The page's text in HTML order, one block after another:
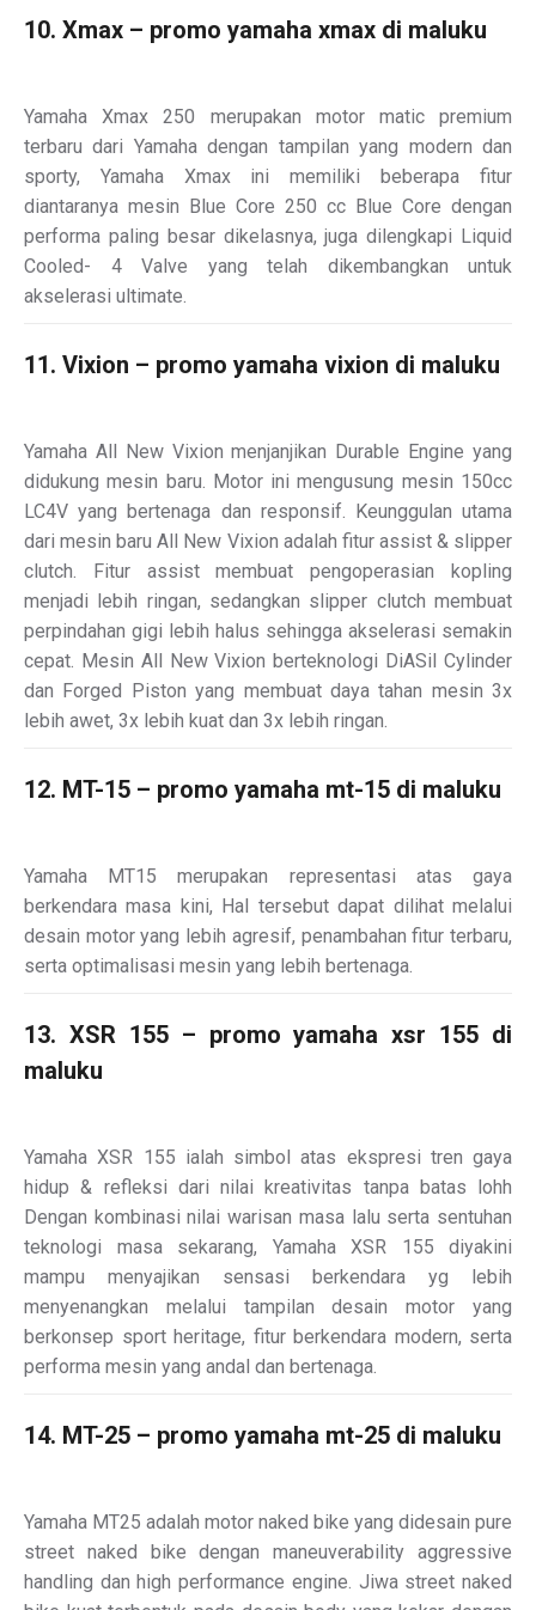
10. Xmax – promo yamaha xmax di maluku
Yamaha Xmax 250 merupakan motor matic premium
terbaru dari Yamaha dengan tampilan yang modern dan
sporty, Yamaha Xmax ini memiliki beberapa fitur
diantaranya mesin Blue Core 250 cc Blue Core dengan
performa paling besar dikelasnya, juga dilengkapi Liquid
Cooled- 4 Valve yang telah dikembangkan untuk
akselerasi ultimate.
11. Vixion – promo yamaha vixion di maluku
Yamaha All New Vixion menjanjikan Durable Engine yang
didukung mesin baru. Motor ini mengusung mesin 150cc
LC4V yang bertenaga dan responsif. Keunggulan utama
dari mesin baru All New Vixion adalah fitur assist & slipper
clutch. Fitur assist membuat pengoperasian kopling
menjadi lebih ringan, sedangkan slipper clutch membuat
perpindahan gigi lebih halus sehingga akselerasi semakin
cepat. Mesin All New Vixion berteknologi DiASil Cylinder
dan Forged Piston yang membuat daya tahan mesin 3x
lebih awet, 3x lebih kuat dan 3x lebih ringan.
12. MT-15 – promo yamaha mt-15 di maluku
Yamaha MT15 merupakan representasi atas gaya
berkendara masa kini, Hal tersebut dapat dilihat melalui
desain motor yang lebih agresif, penambahan fitur terbaru,
serta optimalisasi mesin yang lebih bertenaga.
13. XSR 155 – promo yamaha xsr 155 di
maluku
Yamaha XSR 155 ialah simbol atas ekspresi tren gaya
hidup & refleksi dari nilai kreativitas tanpa batas lohh
Dengan kombinasi nilai warisan masa lalu serta sentuhan
teknologi masa sekarang, Yamaha XSR 155 diyakini
mampu menyajikan sensasi berkendara yg lebih
menyenangkan melalui tampilan desain motor yang
berkonsep sport heritage, fitur berkendara modern, serta
performa mesin yang andal dan bertenaga.
14. MT-25 – promo yamaha mt-25 di maluku
Yamaha MT25 adalah motor naked bike yang didesain pure
street naked bike dengan maneuverability aggressive
handling dan high performance engine. Jiwa street naked